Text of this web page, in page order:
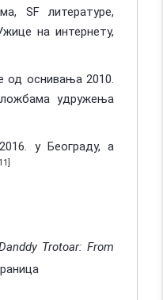
SF литературе,
на интернету,
од оснивања 2010.
удружења
у Београду, а
Trotoar: From